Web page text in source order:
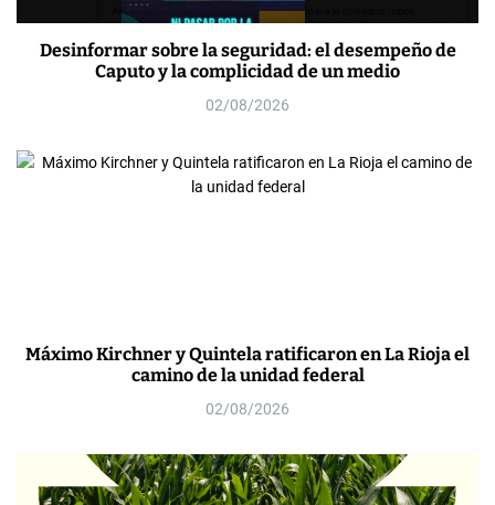
Desinformar sobre la seguridad: el desempeño de
Caputo y la complicidad de un medio
02/08/2026
Máximo Kirchner y Quintela ratificaron en La Rioja el
camino de la unidad federal
02/08/2026